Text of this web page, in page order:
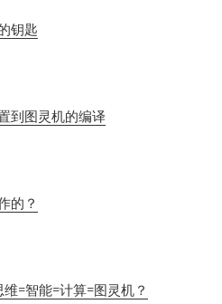
钥匙
到图灵机的编译
的？
=智能=计算=图灵机？